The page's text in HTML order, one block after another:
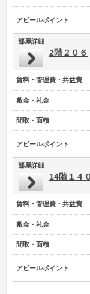
アピールポイント
部屋詳細
2階２０６
賃料・管理費・共益費
敷金・礼金
間取・面積
アピールポイント
部屋詳細
14階１４
賃料・管理費・共益費
敷金・礼金
間取・面積
アピールポイント